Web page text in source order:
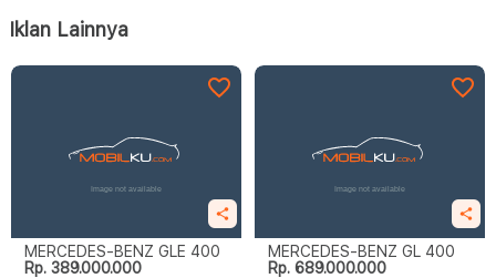
Iklan Lainnya
MERCEDES-BENZ GLE 400
Rp. 389.000.000
MERCEDES-BENZ GL 400
Rp. 689.000.000